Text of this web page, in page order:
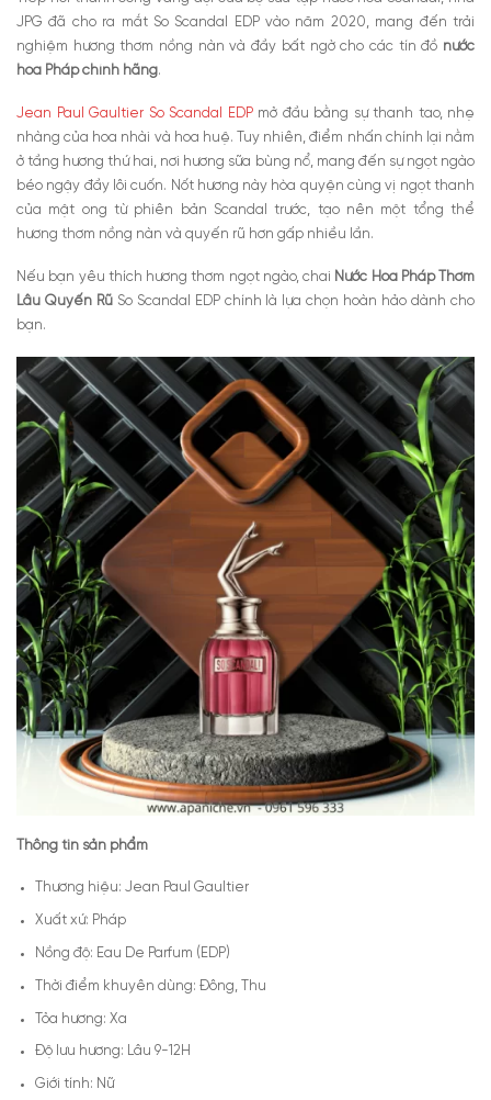
JPG đã cho ra mắt So Scandal EDP vào năm 2020, mang đến trải
nghiệm hương thơm nồng nàn và đầy bất ngờ cho các tín đồ nước
hoa Pháp chính hãng.
Jean Paul Gaultier So Scandal EDPmở đầu bằng sự thanh tao, nhẹ
nhàng của hoa nhài và hoa huệ. Tuy nhiên, điểm nhấn chính lại nằm
ở tầng hương thứ hai, nơi hương sữa bùng nổ, mang đến sự ngọt ngào
béo ngậy đầy lôi cuốn. Nốt hương này hòa quyện cùng vị ngọt thanh
của mật ong từ phiên bản Scandal trước, tạo nên một tổng thể
hương thơm nồng nàn và quyến rũ hơn gấp nhiều lần.
Nếu bạn yêu thích hương thơm ngọt ngào, chai Nước Hoa Pháp Thơm
Lâu Quyến RũSo Scandal EDP chính là lựa chọn hoàn hảo dành cho
bạn.
Thông tin sản phẩm
Thương hiệu: Jean Paul Gaultier
Xuất xứ: Pháp
Nồng độ: Eau De Parfum (EDP)
Thời điểm khuyên dùng: Đông, Thu
Tỏa hương: Xa
Độ lưu hương: Lâu 9-12H
Giới tính: Nữ